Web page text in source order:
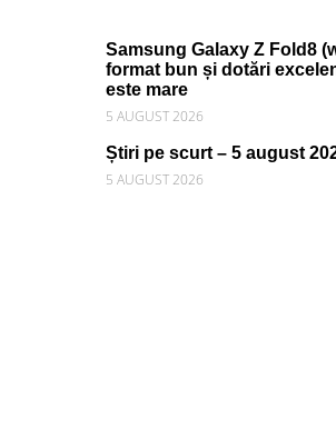
Samsung Galaxy Z Fold8
format bun și dotări
este mare
5 AUGUST 2026
Știri pe scurt – 5 august
5 AUGUST 2026